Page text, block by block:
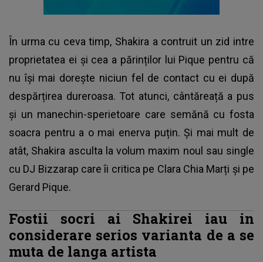
În urma cu ceva timp, Shakira a contruit un zid intre
proprietatea ei și cea a părinților lui Pique pentru că
nu își mai dorește niciun fel de contact cu ei după
despărțirea dureroasa. Tot atunci, cântăreață a pus
și un manechin-sperietoare care semănă cu fosta
soacra pentru a o mai enerva puțin. Și mai mult de
atât, Shakira asculta la volum maxim noul sau single
cu DJ Bizzarap care îi critica pe Clara Chia Marți și pe
Gerard Pique.
Fostii socri ai Shakirei iau in
considerare serios varianta de a se
muta de langa artista